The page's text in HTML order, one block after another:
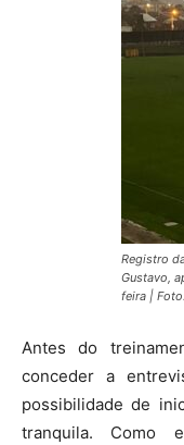
Registro
Gustavo,
feira |
Antes do
conceder a
possibilidade de
tranquila. Como